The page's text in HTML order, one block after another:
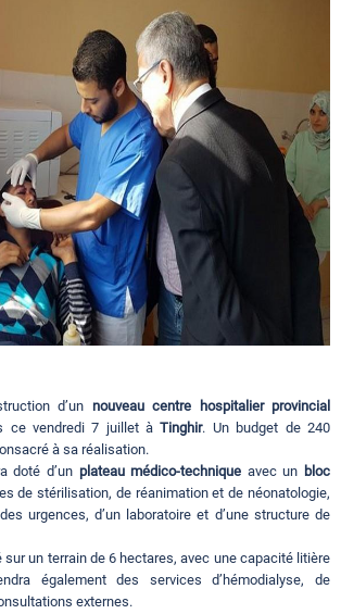
d’un nouveau centre hospitalier provincial
ce vendredi 7 juillet àTinghir. Un budget de 240
à sa réalisation.
doté d’un plateau médico-technique avec un bloc
de stérilisation, de réanimation et de néonatologie,
urgences, d’un laboratoire et d’une structure de
sur un terrain de 6 hectares, avec une capacité litière
également des services d’hémodialyse, de
externes.